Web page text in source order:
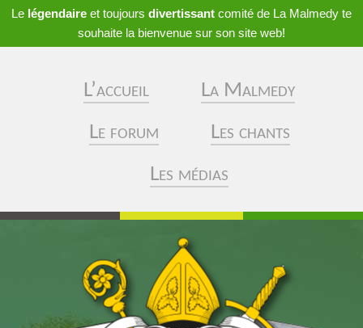
Le légendaire et toujours divertissant comité de La Malmedy te
souhaite la bienvenue sur son site web!
L’accueil
La Malmedy
Le forum
Les chants
Les médias